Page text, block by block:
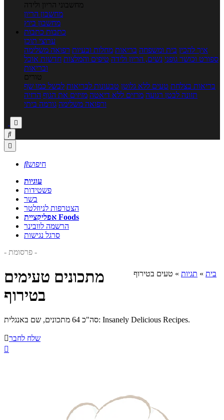
מחשבוני הריון ולידה
מחשבון הריון
מחשבון ביוץ
כתבות כתבות
ערוצי תוכן
איך להכין בית ומשפחה בריאות מחלות ובעיות רפואה משלימה
ספורט וכושר גופני נשים, הריון ולידה טיפים והמלצות חדשות אוכל
ובריאות
טורים
בריאות בצלחת טעים ללא גלוטן טבעונות לבריאות לבשל כמו שף
תזונה לבטן רגועה מרזים ללא דיאטה מזיזים את הגוף הרזיה
ורפואה משלימה גורמה ביתי



חיפוש
עוגיות
פשטידות
בשר
הצטרפות לניוזלטר
אפליקציית Foods
הרשמה לוובינר
סרגל נגישות
- פרסומת -
בית » תגיות » טעים בטירוף
מתכונים טעימים
בטירוף
סה"כ 64 מתכונים, שם באנגלית: Insanely Delicious Recipes.
שלח לחבר
